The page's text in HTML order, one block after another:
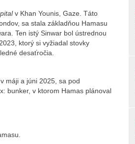
v Khan Younis, Gaze. Táto
sa stala základňou Hamasu
Ten istý Sinwar bol ústrednou
ktorý si vyžiadal stovky
desaťročia.
máji a júni 2025, sa pod
bunker, v ktorom Hamas plánoval